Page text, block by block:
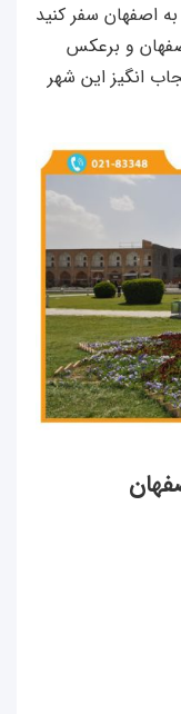
اصفهان سفر کنید
اصفهان و برعکس
انگیز این شهر